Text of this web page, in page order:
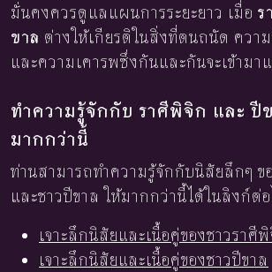
มั่นคงควรดูแลแผนการระยะยาว เมื่อ ร
ขาล ต่างให้เกียรติในสิ่งที่ตนถนัด ควา
และความเคารพซึ่งกันและกันจะเข้ามา
ทำความรู้จักกับ ราศีพิจิก และ ปี
มากกว่านี้
ท่านสามารถทำความรู้จักกับนิสัยลึกๆ ข
และชาวปีขาล ให้มากกว่านี้ได้ในลิงก์ต่
เจาะลึกนิสัยและเนื้อคู่ของชาวราศี
เจาะลึกนิสัยและเนื้อคู่ของชาวปีขาล